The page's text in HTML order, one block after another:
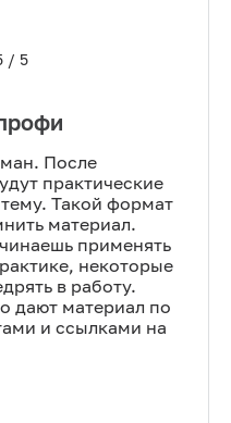
/ 5
После
практические
Такой формат
материал.
применять
некоторые
в работу.
дают материал по
и ссылками на